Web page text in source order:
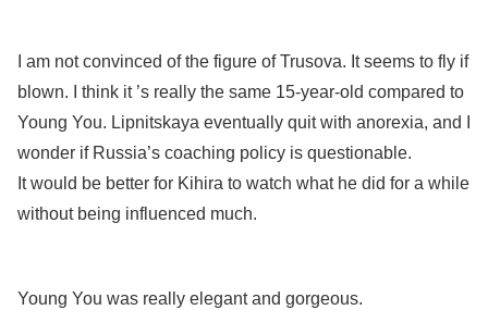
I am not convinced of the figure of Trusova. It seems to fly if
blown. I think it ’s really the same 15-year-old compared to
Young You. Lipnitskaya eventually quit with anorexia, and I
wonder if Russia’s coaching policy is questionable.
It would be better for Kihira to watch what he did for a while
without being influenced much.
Young You was really elegant and gorgeous.